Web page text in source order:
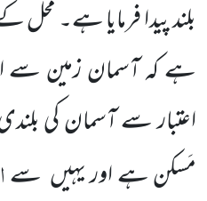
بلند پیدا فرمایا ہے۔ محل
ہے کہ آسمان زمین سے
اعتبار سے آسمان کی
مَسکن ہے اور یہیں سے